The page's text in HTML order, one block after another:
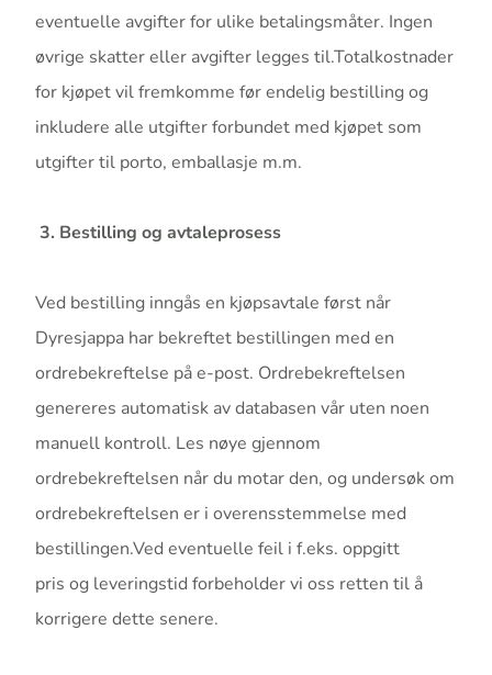
eventuelle avgifter for ulike betalingsmåter. Ingen
øvrige skatter eller avgifter legges til.Totalkostnader
for kjøpet vil fremkomme før endelig bestilling og
inkludere alle utgifter forbundet med kjøpet som
utgifter til porto, emballasje m.m.
3. Bestilling og avtaleprosess
Ved bestilling inngås en kjøpsavtale først når
Dyresjappa har bekreftet bestillingen med en
ordrebekreftelse på e-post. Ordrebekreftelsen
genereres automatisk av databasen vår uten noen
manuell kontroll. Les nøye gjennom
ordrebekreftelsen når du motar den, og undersøk om
ordrebekreftelsen er i overensstemmelse med
bestillingen.Ved eventuelle feil i f.eks. oppgitt
pris og leveringstid forbeholder vi oss retten til å
korrigere dette senere.